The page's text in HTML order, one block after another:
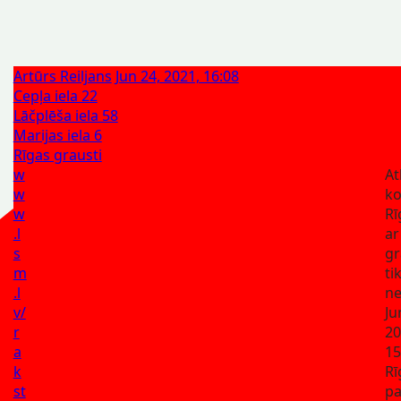
Artūrs Reiljans Jun 24, 2021, 16:08
Cepļa iela 22
Lāčplēša iela 58
Marijas iela 6
Rīgas grausti
w
w
w
.l
s
m
.l
v/
r
a
k
st
ar